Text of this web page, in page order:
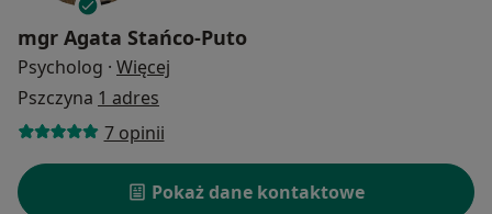
mgr Agata Stańco-Puto
Psycholog · Więcej
Pszczyna 1 adres
7 opinii
Pokaż dane kontaktowe